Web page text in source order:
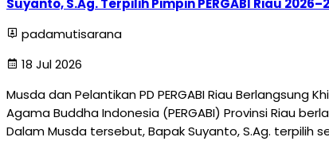
Suyanto, S.Ag. Terpilih Pimpin PERGABI Riau
padamutisarana
18 Jul 2026
Musda dan Pelantikan PD PERGABI Riau Berlangsung
Agama Buddha Indonesia (PERGABI) Provinsi Riau
Dalam Musda tersebut, Bapak Suyanto, S.Ag. terpilih